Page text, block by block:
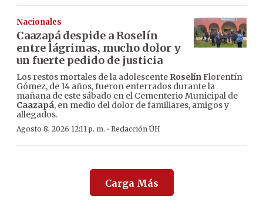
Nacionales
Caazapá despide a Roselín
entre lágrimas, mucho dolor y
un fuerte pedido de justicia
Los restos mortales de la adolescente RoselínFlorentín
Gómez, de 14 años, fueron enterrados durante la
mañana de este sábado en el Cementerio Municipal de
Caazapá, en medio del dolor de familiares, amigos y
allegados.
Agosto 8, 2026 12:11 p. m. · Redacción ÚH
Carga Más